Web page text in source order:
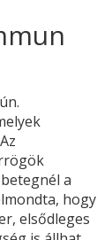
a
hogy
elsődleges